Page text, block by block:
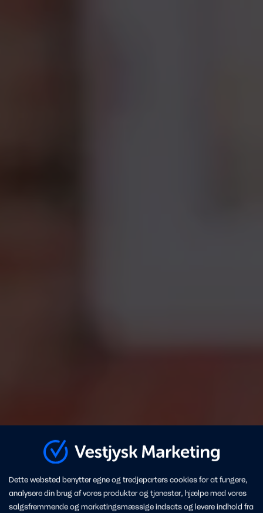
Dette websted benytter egne og tredjeparters cookies for at fungere,
analysere din brug af vores produkter og tjenester, hjælpe med vores
salgsfremmende og marketingsmæssige indsats og levere indhold fra